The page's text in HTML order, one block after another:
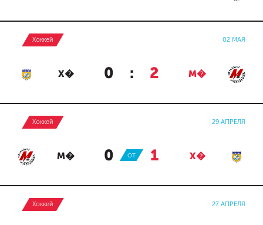
Хоккей 02 МАЯ
Х� 0 : 2 М�
Хоккей 29 АПРЕЛЯ
М� 0 : 1 Х�
ОТ
Хоккей 27 АПРЕЛЯ